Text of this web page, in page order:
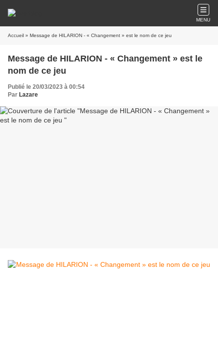
MENU
Accueil » Message de HILARION - « Changement » est le nom de ce jeu
Message de HILARION - « Changement » est le
nom de ce jeu
Publié le 20/03/2023 à 00:54
Par Lazare